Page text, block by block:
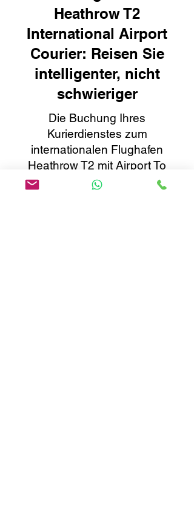
Heathrow T2
International Airport
Courier: Reisen Sie
intelligenter, nicht
schwieriger
Die Buchung Ihres
Kurierdienstes zum
internationalen Flughafen
Heathrow T2 mit Airport To
Home geht schnell und